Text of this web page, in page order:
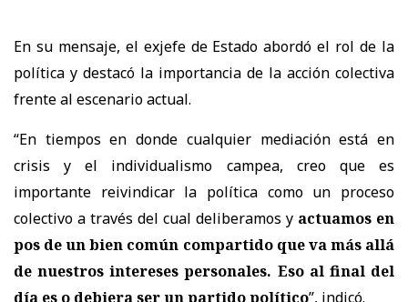
En su mensaje, el exjefe de Estado abordó el rol de la
política y destacó la importancia de la acción colectiva
frente al escenario actual.
“En tiempos en donde cualquier mediación está en
crisis y el individualismo campea, creo que es
importante reivindicar la política como un proceso
colectivo a través del cual deliberamos y actuamos en
pos de un bien común compartido que va más allá
de nuestros intereses personales. Eso al final del
día es o debiera ser un partido político”, indicó.